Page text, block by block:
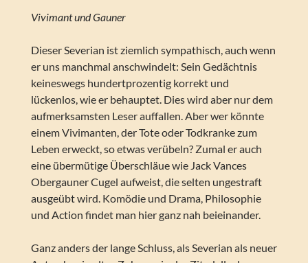
Vivimant und Gauner
Dieser Severian ist ziemlich sympathisch, auch wenn
er uns manchmal anschwindelt: Sein Gedächtnis
keineswegs hundertprozentig korrekt und
lückenlos, wie er behauptet. Dies wird aber nur dem
aufmerksamsten Leser auffallen. Aber wer könnte
einem Vivimanten, der Tote oder Todkranke zum
Leben erweckt, so etwas verübeln? Zumal er auch
eine übermütige Überschläue wie Jack Vances
Obergauner Cugel aufweist, die selten ungestraft
ausgeübt wird. Komödie und Drama, Philosophie
und Action findet man hier ganz nah beieinander.
Ganz anders der lange Schluss, als Severian als neuer